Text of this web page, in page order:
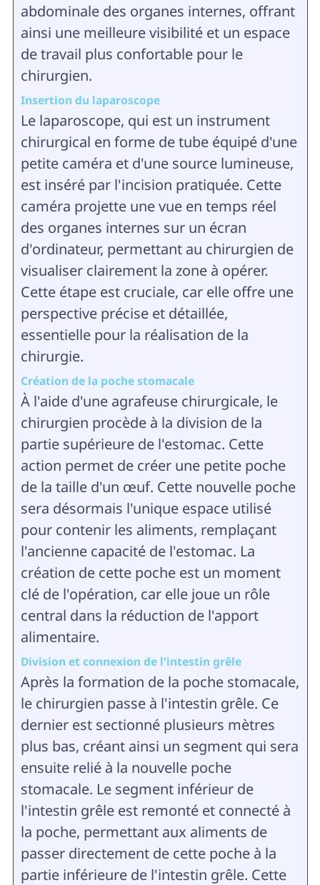
abdominale des organes internes, offrant
ainsi une meilleure visibilité et un espace
de travail plus confortable pour le
chirurgien.
Insertion du laparoscope
Le laparoscope, qui est un instrument
chirurgical en forme de tube équipé d'une
petite caméra et d'une source lumineuse,
est inséré par l'incision pratiquée. Cette
caméra projette une vue en temps réel
des organes internes sur un écran
d'ordinateur, permettant au chirurgien de
visualiser clairement la zone à opérer.
Cette étape est cruciale, car elle offre une
perspective précise et détaillée,
essentielle pour la réalisation de la
chirurgie.
Création de la poche stomacale
À l'aide d'une agrafeuse chirurgicale, le
chirurgien procède à la division de la
partie supérieure de l'estomac. Cette
action permet de créer une petite poche
de la taille d'un œuf. Cette nouvelle poche
sera désormais l'unique espace utilisé
pour contenir les aliments, remplaçant
l'ancienne capacité de l'estomac. La
création de cette poche est un moment
clé de l'opération, car elle joue un rôle
central dans la réduction de l'apport
alimentaire.
Division et connexion de l'intestin grêle
Après la formation de la poche stomacale,
le chirurgien passe à l'intestin grêle. Ce
dernier est sectionné plusieurs mètres
plus bas, créant ainsi un segment qui sera
ensuite relié à la nouvelle poche
stomacale. Le segment inférieur de
l'intestin grêle est remonté et connecté à
la poche, permettant aux aliments de
passer directement de cette poche à la
partie inférieure de l'intestin grêle. Cette